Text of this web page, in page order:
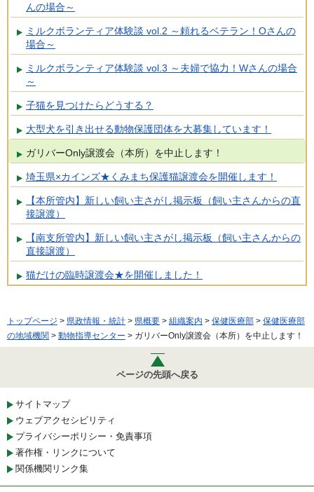
んの場合～
ミルクボランティア体験談 vol.2 ～頼れるベテラン！Oさんの
場合～
ミルクボランティア体験談 vol.3 ～夫婦で協力！Wさんの場合
～
子猫を見つけたらどうする？
大型犬を引き出せる動物保護団体を大募集しています！
ガリバーOnly譲渡会（本所）を中止します！
埼玉県×カインズ★くみまち保護猫譲渡会を開催します！
【本所管内】新しい飼い主さがし掲示板（飼い主さんからの直
接譲渡）
【南支所管内】新しい飼い主さがし掲示板（飼い主さんからの
直接譲渡）
猫だけの臨時譲渡会★を開催しました！
トップページ > 県政情報・統計 > 県概要 > 組織案内 > 保健医療部 > 保健医療部
の地域機関 > 動物指導センター > ガリバーOnly譲渡会（本所）を中止します！
ページの先頭へ戻る
サイトマップ
ウェブアクセシビリティ
プライバシーポリシー・免責事項
著作権・リンクについて
関係機関リンク集